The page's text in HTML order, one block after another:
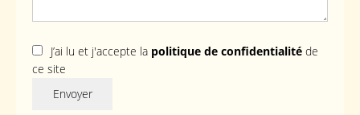
J’ai lu et j'accepte la politique de confidentialité de
ce site
Envoyer